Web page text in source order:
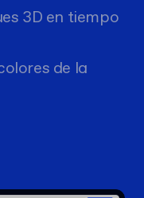
3D en tiempo
de la